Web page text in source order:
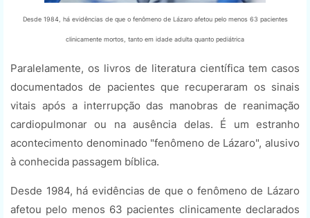
Desde 1984, há evidências de que o fenômeno de Lázaro afetou pelo menos 63 pacientes
clinicamente mortos, tanto em idade adulta quanto pediátrica
Paralelamente, os livros de literatura científica tem casos
documentados de pacientes que recuperaram os sinais
vitais após a interrupção das manobras de reanimação
cardiopulmonar ou na ausência delas. É um estranho
acontecimento denominado "fenômeno de Lázaro", alusivo
à conhecida passagem bíblica.
Desde 1984, há evidências de que o fenômeno de Lázaro
afetou pelo menos 63 pacientes clinicamente declarados